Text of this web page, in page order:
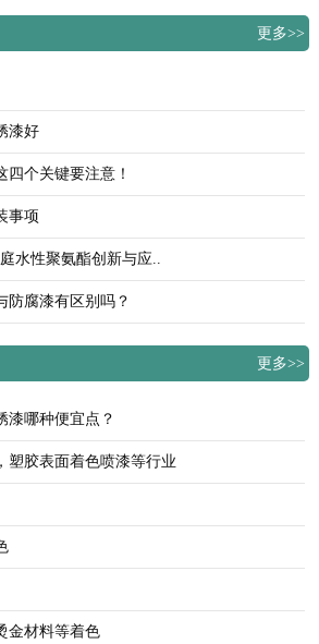
更多>>
漆好
个关键要注意！
事项
水性聚氨酯创新与应..
防腐漆有区别吗？
更多>>
漆哪种便宜点？
塑胶表面着色喷漆等行业
金材料等着色